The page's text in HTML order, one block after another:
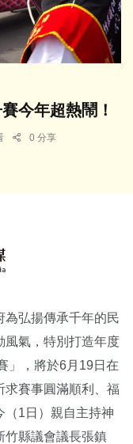
今年超熱鬧！
0 分享
為弘揚傳承千年的民
風氣，特別打造年度
」，將於6月19日在
求賽事圓滿順利、福
（1日）親自主持神
竹縣議會議長張鎮